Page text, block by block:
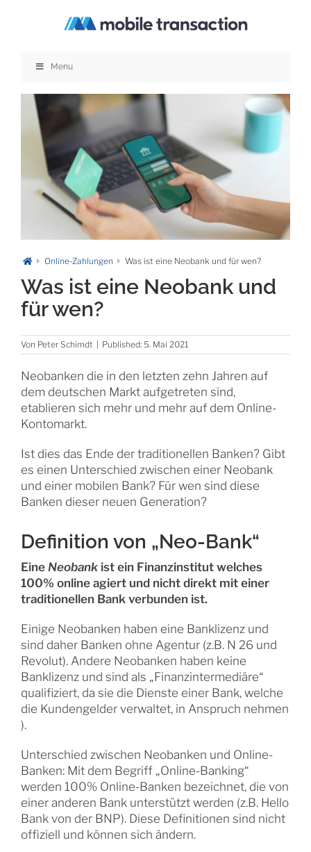
Menu
Online-Zahlungen Was ist eine Neobank und für wen?
Was ist eine Neobank und
für wen?
Von Peter Schimdt | Published: 5. Mai 2021
Neobanken die in den letzten zehn Jahren auf
dem deutschen Markt aufgetreten sind,
etablieren sich mehr und mehr auf dem Online-
Kontomarkt.
Ist dies das Ende der traditionellen Banken? Gibt
es einen Unterschied zwischen einer Neobank
und einer mobilen Bank? Für wen sind diese
Banken dieser neuen Generation?
Definition von „Neo-Bank“
Eine Neobankist ein Finanzinstitut welches
100% online agiert und nicht direkt mit einer
traditionellen Bank verbunden ist.
Einige Neobanken haben eine Banklizenz und
sind daher Banken ohne Agentur (z.B. N 26 und
Revolut). Andere Neobanken haben keine
Banklizenz und sind als „Finanzintermediäre“
qualifiziert, da sie die Dienste einer Bank, welche
die Kundengelder verwaltet, in Anspruch nehmen
).
Unterschied zwischen Neobanken und Online-
Banken: Mit dem Begriff „Online-Banking“
werden 100% Online-Banken bezeichnet, die von
einer anderen Bank unterstützt werden (z.B. Hello
Bank von der BNP). Diese Definitionen sind nicht
offiziell und können sich ändern.